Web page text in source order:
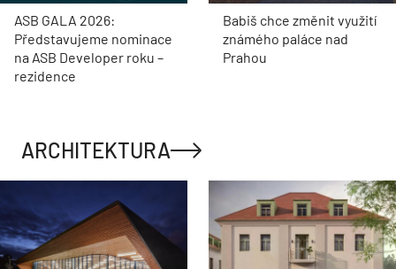
ASB GALA 2026:
Představujeme nominace
na ASB Developer roku –
rezidence
Babiš chce změnit využití
známého paláce nad
Prahou
ARCHITEKTURA